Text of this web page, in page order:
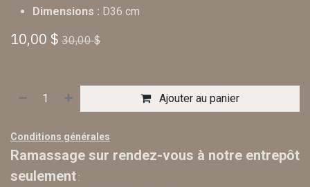
Dimensions : D36 cm
10,00 $ 30,00$
Ajouter au panier
Conditions générales
Ramassage sur rendez-vous à notre entrepôt
seulement :